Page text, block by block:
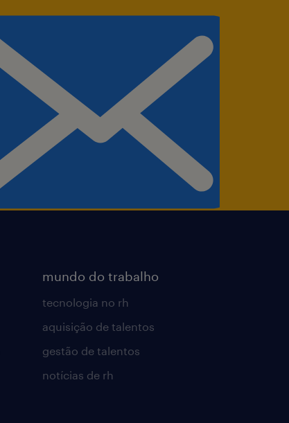
mundo do trabalho
tecnologia no rh
aquisição de talentos
gestão de talentos
notícias de rh